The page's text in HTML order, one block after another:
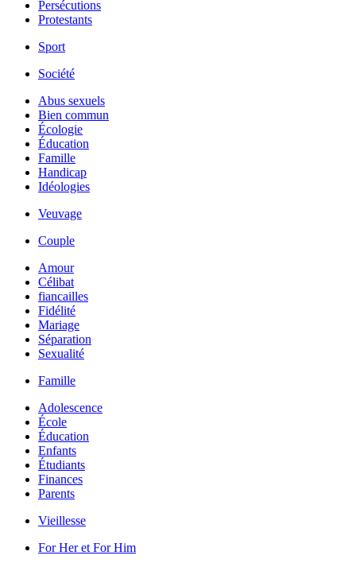
Persécutions
Protestants
Sport
Société
Abus sexuels
Bien commun
Écologie
Éducation
Famille
Handicap
Idéologies
Veuvage
Couple
Amour
Célibat
fiancailles
Fidélité
Mariage
Séparation
Sexualité
Famille
Adolescence
École
Éducation
Enfants
Étudiants
Finances
Parents
Vieillesse
For Her et For Him